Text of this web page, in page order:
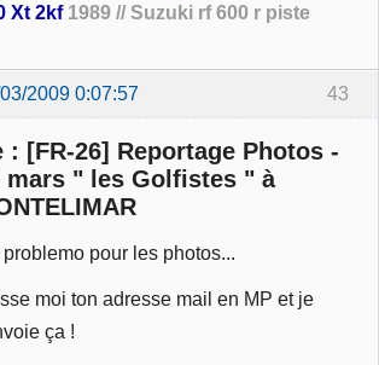
Xt 2kf1989 // Suzuki rf 600 r piste
43
2009 0:07:57
: [FR-26] Reportage Photos -
mars " les Golfistes " à
problemo pour les photos...
moi ton adresse mail en MP et je
ça !